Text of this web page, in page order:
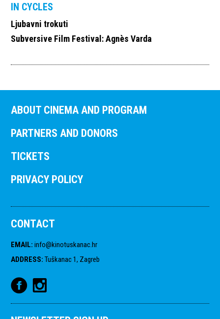
IN CYCLES
Ljubavni trokuti
Subversive Film Festival: Agnès Varda
ABOUT CINEMA AND PROGRAM
PARTNERS AND DONORS
TICKETS
PRIVACY POLICY
CONTACT
EMAIL: info@kinotuskanac.hr
ADDRESS: Tuškanac 1, Zagreb